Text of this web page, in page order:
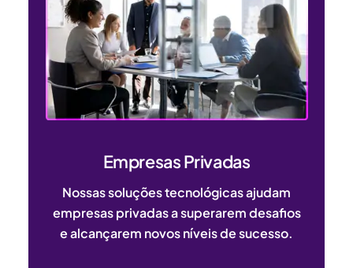
Empresas Privadas
Nossas soluções tecnológicas ajudam
empresas privadas a superarem desafios
e alcançarem novos níveis de sucesso.